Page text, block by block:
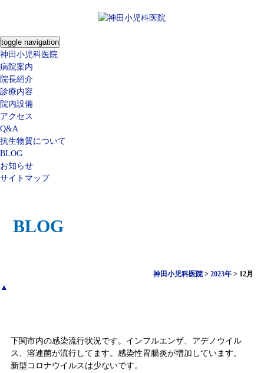
toggle navigation
神田小児科医院
病院案内
院長紹介
診療内容
院内設備
アクセス
Q&A
抗生物質について
BLOG
お知らせ
サイトマップ
BLOG
神田小児科医院 >2023年 > 12月
▲
下関市内の感染流行状況です。インフルエンザ、アデノウイル
ス、溶連菌が流行してます。感染性胃腸炎が増加しています。
新型コロナウイルスは少ないです。